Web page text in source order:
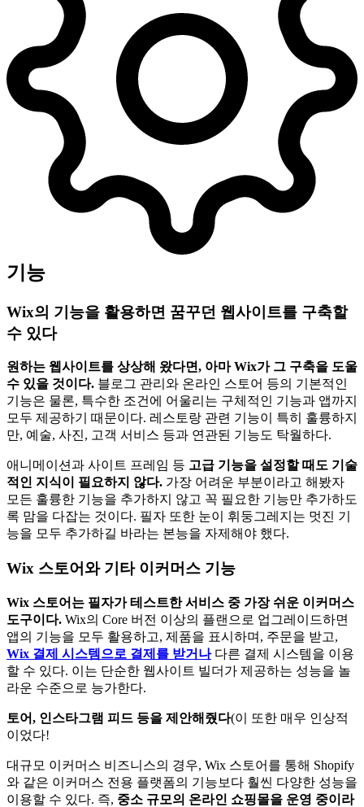
기능
Wix의 기능을 활용하면 꿈꾸던 웹사이트를 구축할
수 있다
원하는 웹사이트를 상상해 왔다면, 아마 Wix가 그 구축을 도울
수 있을 것이다. 블로그 관리와 온라인 스토어 등의 기본적인
기능은 물론, 특수한 조건에 어울리는 구체적인 기능과 앱까지
모두 제공하기 때문이다. 레스토랑 관련 기능이 특히 훌륭하지
만, 예술, 사진, 고객 서비스 등과 연관된 기능도 탁월하다.
애니메이션과 사이트 프레임 등 고급 기능을 설정할 때도 기술
적인 지식이 필요하지 않다. 가장 어려운 부분이라고 해봤자
모든 훌륭한 기능을 추가하지 않고 꼭 필요한 기능만 추가하도
록 맘을 다잡는 것이다. 필자 또한 눈이 휘둥그레지는 멋진 기
능을 모두 추가하길 바라는 본능을 자제해야 했다.
Wix 스토어와 기타 이커머스 기능
Wix 스토어는 필자가 테스트한 서비스 중 가장 쉬운 이커머스
도구이다. Wix의 Core 버전 이상의 플랜으로 업그레이드하면
앱의 기능을 모두 활용하고, 제품을 표시하며, 주문을 받고,
Wix 결제 시스템으로 결제를 받거나다른 결제 시스템을 이용
할 수 있다. 이는 단순한 웹사이트 빌더가 제공하는 성능을 놀
라운 수준으로 능가한다.
토어, 인스타그램 피드 등을 제안해줬다(이 또한 매우 인상적
이었다!
대규모 이커머스 비즈니스의 경우, Wix 스토어를 통해 Shopify
와 같은 이커머스 전용 플랫폼의 기능보다 훨씬 다양한 성능을
이용할 수 있다. 즉, 중소 규모의 온라인 쇼핑몰을 운영 중이라